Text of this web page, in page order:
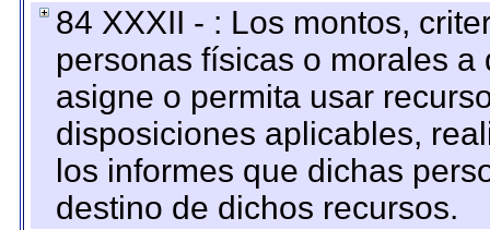
84 XXXII - : Los montos,
personas físicas o morales
asigne o permita usar
disposiciones aplicables,
los informes que dichas
destino de dichos recursos.